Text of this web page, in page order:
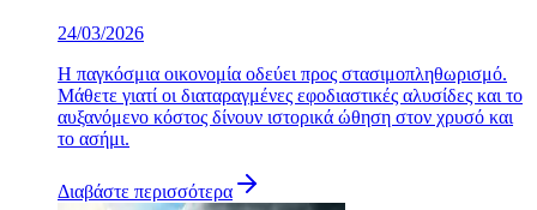
24/03/2026
Η παγκόσμια οικονομία οδεύει προς στασιμοπληθωρισμό.
Μάθετε γιατί οι διαταραγμένες εφοδιαστικές αλυσίδες και το
αυξανόμενο κόστος δίνουν ιστορικά ώθηση στον χρυσό και
το ασήμι.
Διαβάστε περισσότερα